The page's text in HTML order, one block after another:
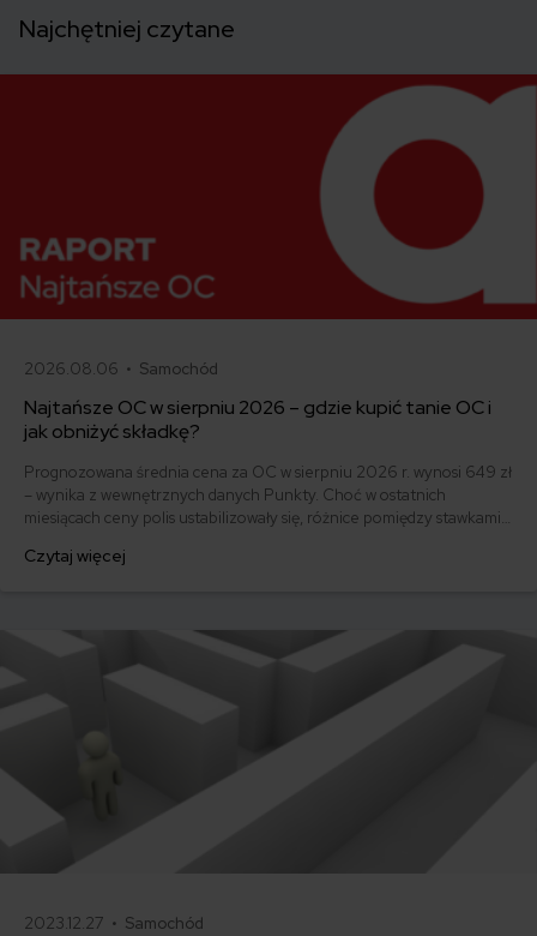
Najchętniej czytane
2026.08.06 • Samochód
Najtańsze OC w sierpniu 2026 – gdzie kupić tanie OC i
jak obniżyć składkę?
Prognozowana średnia cena za OC w sierpniu 2026 r. wynosi 649 zł
– wynika z wewnętrznych danych Punkty. Choć w ostatnich
miesiącach ceny polis ustabilizowały się, różnice pomiędzy stawkami
500 zł, inni – powyżej 1500 zł. Gdzie znaleźć najtańsze OC w Polsce
Czytaj więcej
2023.12.27 • Samochód